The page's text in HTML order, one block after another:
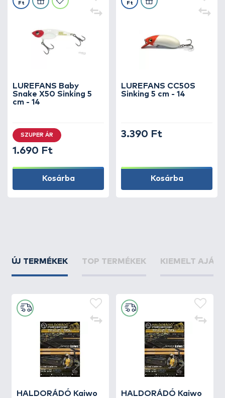
LUREFANS Baby
Snake X50 Sinking 5
cm - 14
Ft
SZUPER ÁR
1.690 Ft
Kosárba
LUREFANS CC50S
Sinking 5 cm - 14
Ft
3.390 Ft
Kosárba
ÚJ TERMÉKEK TOP TERMÉKEK KIEMELT
HALDORÁDÓ Kaiwo
HALDORÁDÓ Kaiwo